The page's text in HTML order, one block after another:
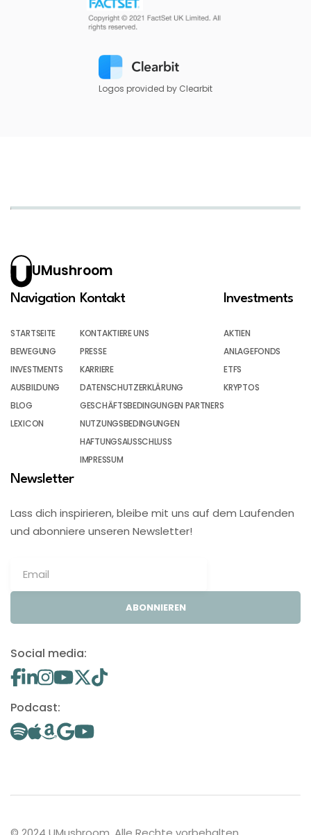
Logos provided by Clearbit
UMushroom
Navigation
STARTSEITE
BEWEGUNG
INVESTMENTS
AUSBILDUNG
BLOG
LEXICON
Kontakt
KONTAKTIERE UNS
PRESSE
KARRIERE
DATENSCHUTZERKLÄRUNG
GESCHÄFTSBEDINGUNGEN PARTNERS
NUTZUNGSBEDINGUNGEN
HAFTUNGSAUSSCHLUSS
IMPRESSUM
Investments
AKTIEN
ANLAGEFONDS
ETFS
KRYPTOS
Newsletter
Lass dich inspirieren, bleibe mit uns auf dem Laufenden
und abonniere unseren Newsletter!
ABONNIEREN
Social media:
Podcast: